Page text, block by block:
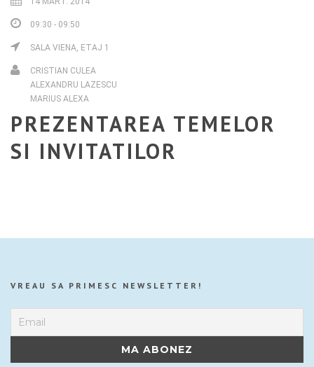
09:30 - 09:50
SALA VIENA, ETAJ 1
CRISTIAN CULEA
ALEXANDRU LAZESCU
MARIUS ALEXA
PREZENTAREA TEMELOR
SI INVITATILOR
VREAU SA PRIMESC NEWSLETTER!